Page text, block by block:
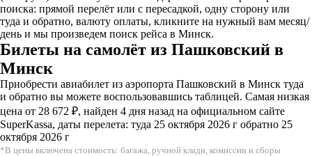
поиска: прямой перелёт или с пересадкой, одну сторону или
туда и обратно, валюту оплаты, кликните на нужный вам месяц/
день и мы произведем поиск рейса в Минск.
Билеты на самолёт из Пашковский в
Минск
Приобрести авиабилет из аэропорта Пашковский в Минск туда
и обратно вы можете воспользовавшись таблицей. Самая низкая
цена от 28 672 ₽, найден 4 дня назад на официальном сайте
SuperKassa, даты перелета: туда 25 октября 2026 г обратно 25
октября 2026 г
*В цены включена стоимость: багажа, ручной клади, комиссии и сборы